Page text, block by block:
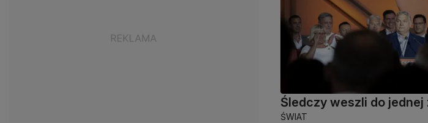
Śledczy weszli do jednej
ŚWIAT